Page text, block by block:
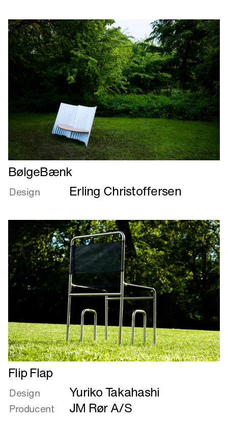
Chair
Læs
mere
om
BølgeBænk
Design Erling Christoffersen
Læs
mere
om
Flip
Flap
Flip Flap
Design Yuriko Takahashi
Producent JM Rør A/S